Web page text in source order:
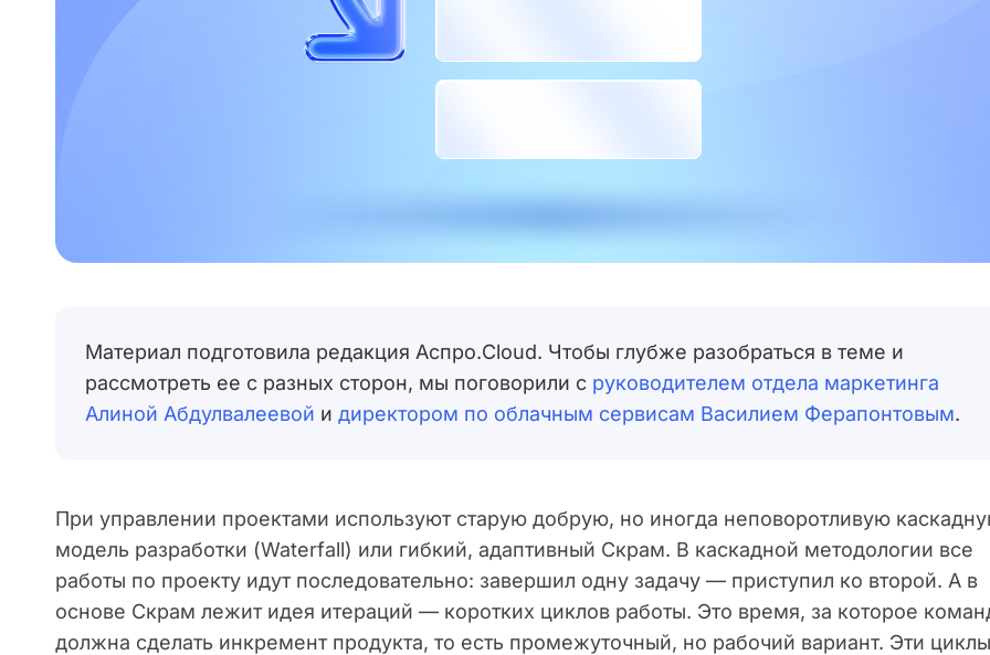
Материал подготовила редакция Аспро.Cloud. Чтобы глубже разобраться в теме и
рассмотреть ее с разных сторон, мы поговорили с руководителем отдела маркетинга
Алиной Абдулвалеевой и директором по облачным сервисам Василием Ферапонтовым.
При управлении проектами используют старую добрую, но иногда неповоротливую
модель разработки (Waterfall) или гибкий, адаптивный Скрам. В каскадной методологии все
работы по проекту идут последовательно: завершил одну задачу — приступил ко второй. А в
основе Скрам лежит идея итераций — коротких циклов работы. Это время, за которое
должна сделать инкремент продукта, то есть промежуточный, но рабочий вариант. Эти